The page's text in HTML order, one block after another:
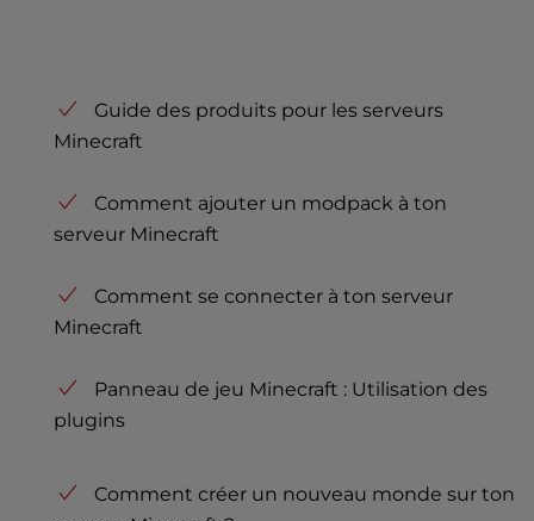
Guide des produits pour les serveurs
Minecraft
Comment ajouter un modpack à ton
serveur Minecraft
Comment se connecter à ton serveur
Minecraft
Panneau de jeu Minecraft : Utilisation des
plugins
Comment créer un nouveau monde sur ton